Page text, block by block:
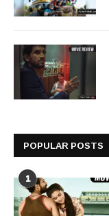
POPULAR POSTS
1